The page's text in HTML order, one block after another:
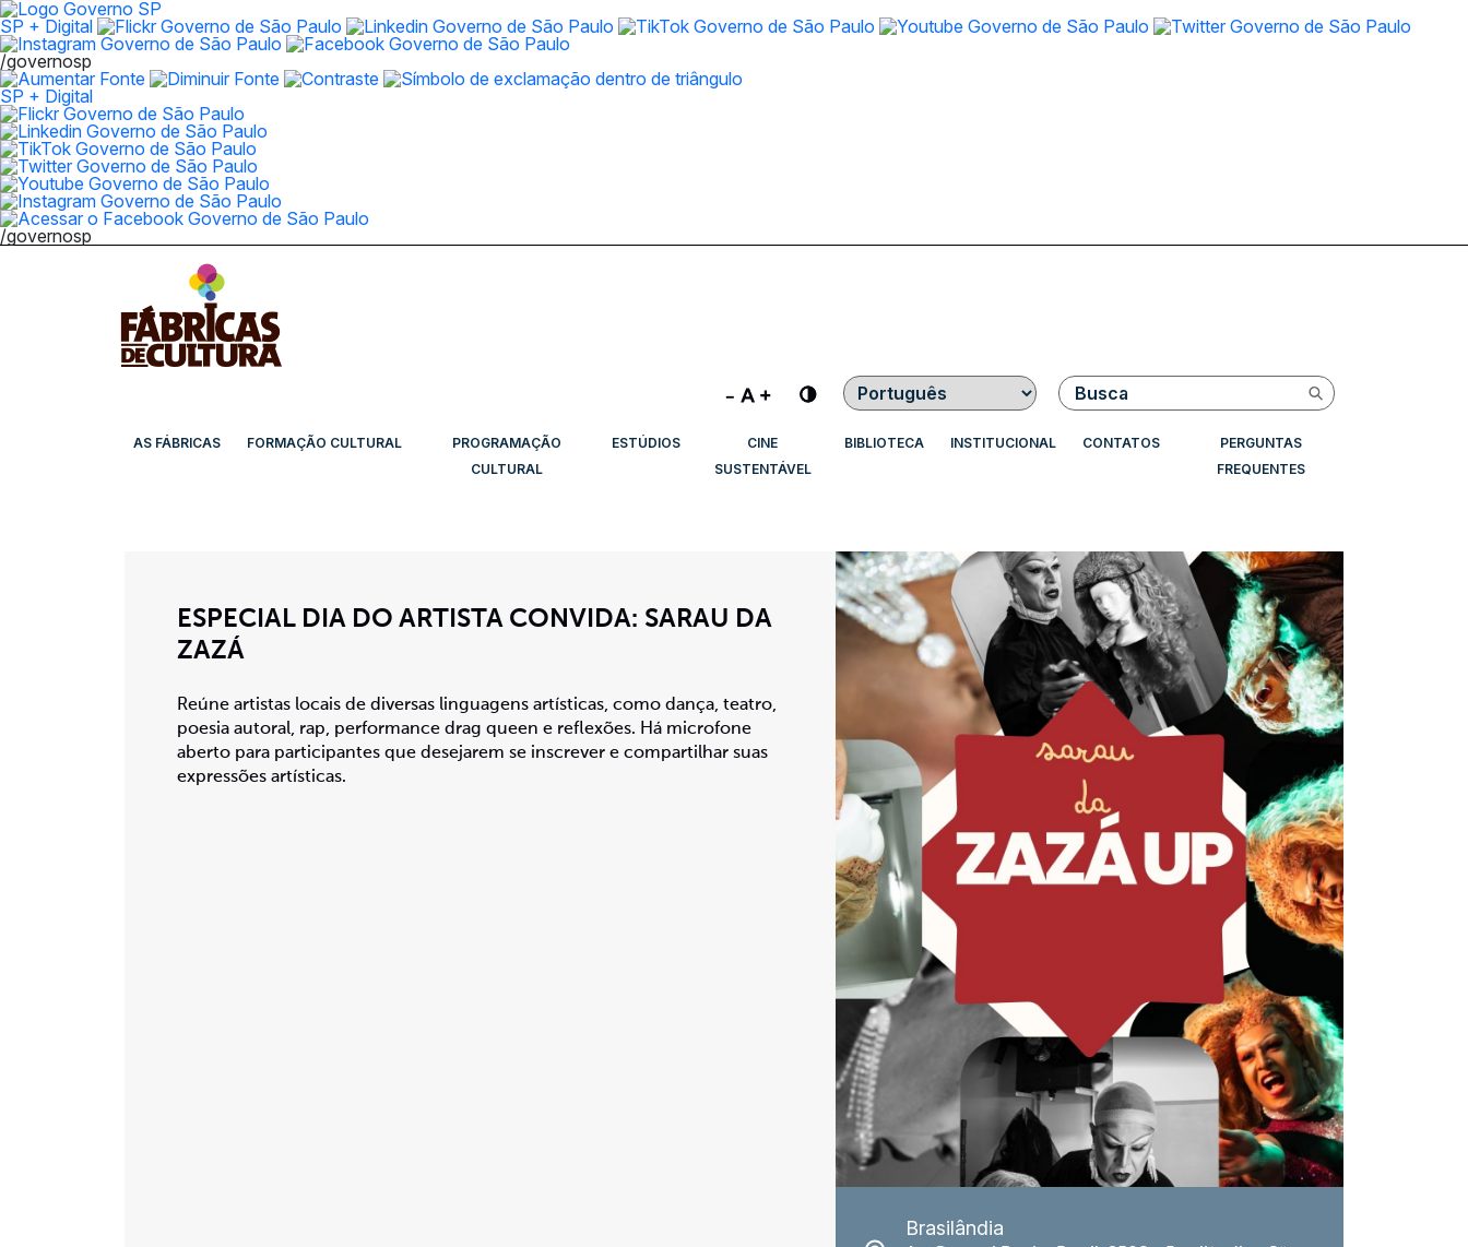
SP + Digital
/governosp
SP + Digital
/governosp
Contraste Buscar
AS FÁBRICAS FORMAÇÃO CULTURAL
PROGRAMAÇÃO
CULTURAL
ESTÚDIOS
CINE
SUSTENTÁVEL
BIBLIOTECA INSTITUCIONAL CONTATOS
PERGUNTAS
FREQUENTES
ESPECIAL DIA DO ARTISTA CONVIDA: SARAU DA
ZAZÁ
Reúne artistas locais de diversas linguagens artísticas, como dança, teatro,
poesia autoral, rap, performance drag queen e reflexões. Há microfone
aberto para participantes que desejarem se inscrever e compartilhar suas
expressões artísticas.
Brasilândia